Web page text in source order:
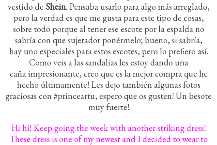
vestido de Shein. Pensaba usarlo para algo más arreglado,
pero la verdad es que me gusta para este tipo de cosas,
sobre todo porque al tener ese escote por la espalda no
sabría con que sujetador ponérmelo; bueno, si sabría,
hay uno especiales para estos escotes, pero lo prefiero así.
Como veis a las sandalias les estoy dando una
caña impresionante, creo que es la mejor compra que he
hecho últimamente! Les dejo también algunas fotos
graciosas con #princeartu, espero que os gusten! Un besote
muy fuerte!
Hi hi! Keep going the week with another striking dress!
These dress is one of my newest and I decided to wear to